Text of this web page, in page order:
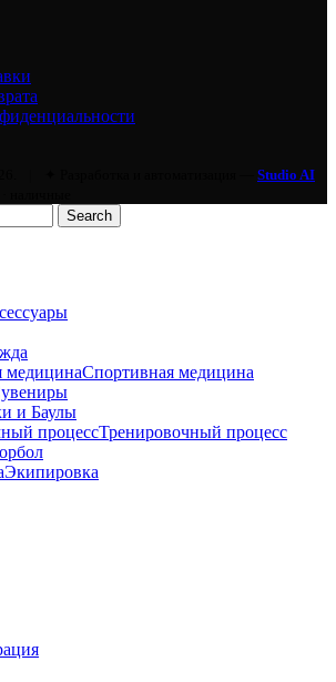
Studio AI
Search
Спортивная медицина
и Баулы
Тренировочный процесс
Экипировка